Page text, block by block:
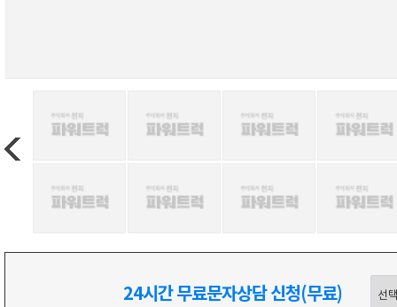
24시간 무료문자상담 신청(무료)